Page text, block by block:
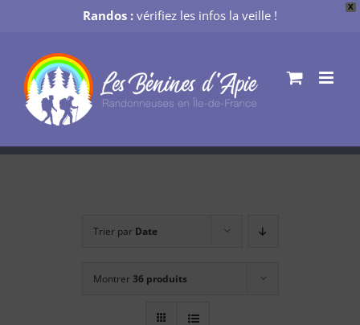
X
Randos : vérifiez les infos la veille !
contenu
Trier par Date
Montrer36 produits